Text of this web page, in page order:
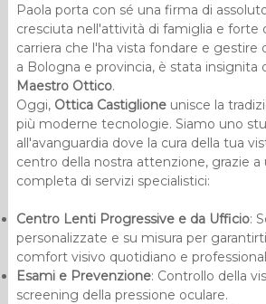
​Paola porta con sé una firma di
cresciuta nell'attività di famiglia e forte
carriera che l'ha vista fondare e gestire
a Bologna e provincia, è stata insignita
Maestro Ottico.
​Oggi, Ottica Castiglione unisce la
più moderne tecnologie. Siamo uno
all'avanguardia dove la cura della tua
centro della nostra attenzione, grazie
completa di servizi specialistici:
Centro Lenti Progressive e da Ufficio:
personalizzate e su misura per
comfort visivo quotidiano e
Esami e Prevenzione: Controllo della
screening della pressione oculare.